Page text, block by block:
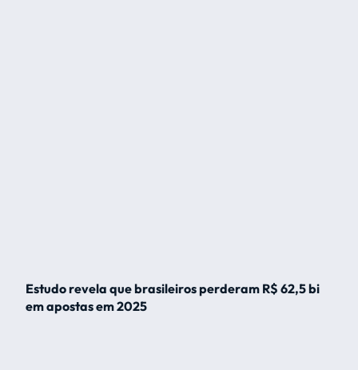
Estudo revela que brasileiros perderam R$ 62,5 bi
em apostas em 2025